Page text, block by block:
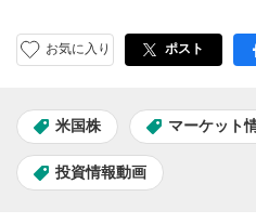
お気に入り ポスト
米国株 マーケット
投資情報動画